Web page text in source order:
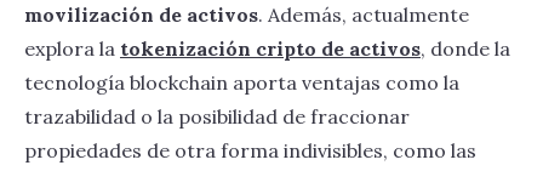
movilización de activos. Además, actualmente
explora la tokenización cripto de activos, donde la
tecnología blockchain aporta ventajas como la
trazabilidad o la posibilidad de fraccionar
propiedades de otra forma indivisibles, como las